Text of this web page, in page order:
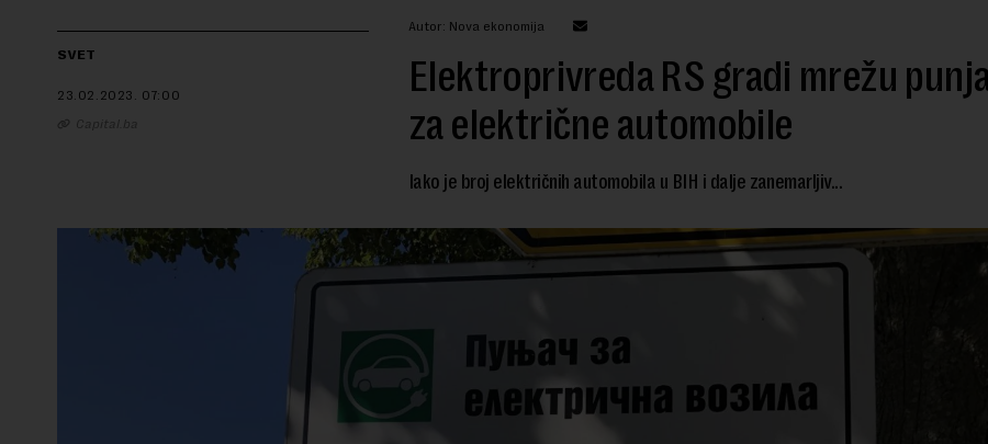
SVET
23.02.2023. 07:00
Capital.ba
Autor: Nova ekonomija
Elektroprivreda RS gradi mrežu
za električne automobile
Iako je broj električnih automobila u BIH i dalje zanemarljiv...